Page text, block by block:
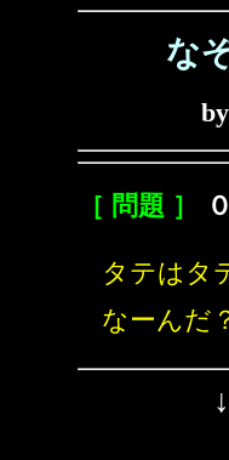
な
［ 問題 ］
タテはタ
なーんだ